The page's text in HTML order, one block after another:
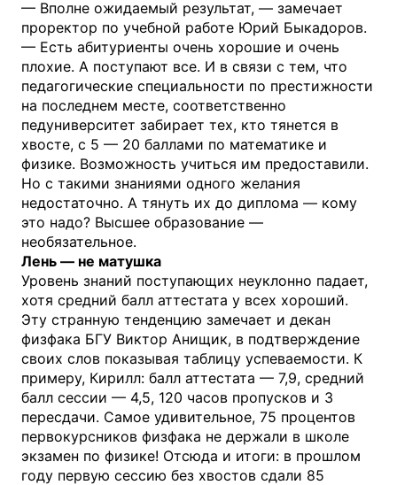
— Вполне ожидаемый результат, — замечает
проректор по учебной работе Юрий Быкадоров.
— Есть абитуриенты очень хорошие и очень
плохие. А поступают все. И в связи с тем, что
педагогические специальности по престижности
на последнем месте, соответственно
педуниверситет забирает тех, кто тянется в
хвосте, с 5 — 20 баллами по математике и
физике. Возможность учиться им предоставили.
Но с такими знаниями одного желания
недостаточно. А тянуть их до диплома — кому
это надо? Высшее образование —
необязательное.
Лень — не матушка
Уровень знаний поступающих неуклонно падает,
хотя средний балл аттестата у всех хороший.
Эту странную тенденцию замечает и декан
физфака БГУ Виктор Анищик, в подтверждение
своих слов показывая таблицу успеваемости. К
примеру, Кирилл: балл аттестата — 7,9, средний
балл сессии — 4,5, 120 часов пропусков и 3
пересдачи. Самое удивительное, 75 процентов
первокурсников физфака не держали в школе
экзамен по физике! Отсюда и итоги: в прошлом
году первую сессию без хвостов сдали 85